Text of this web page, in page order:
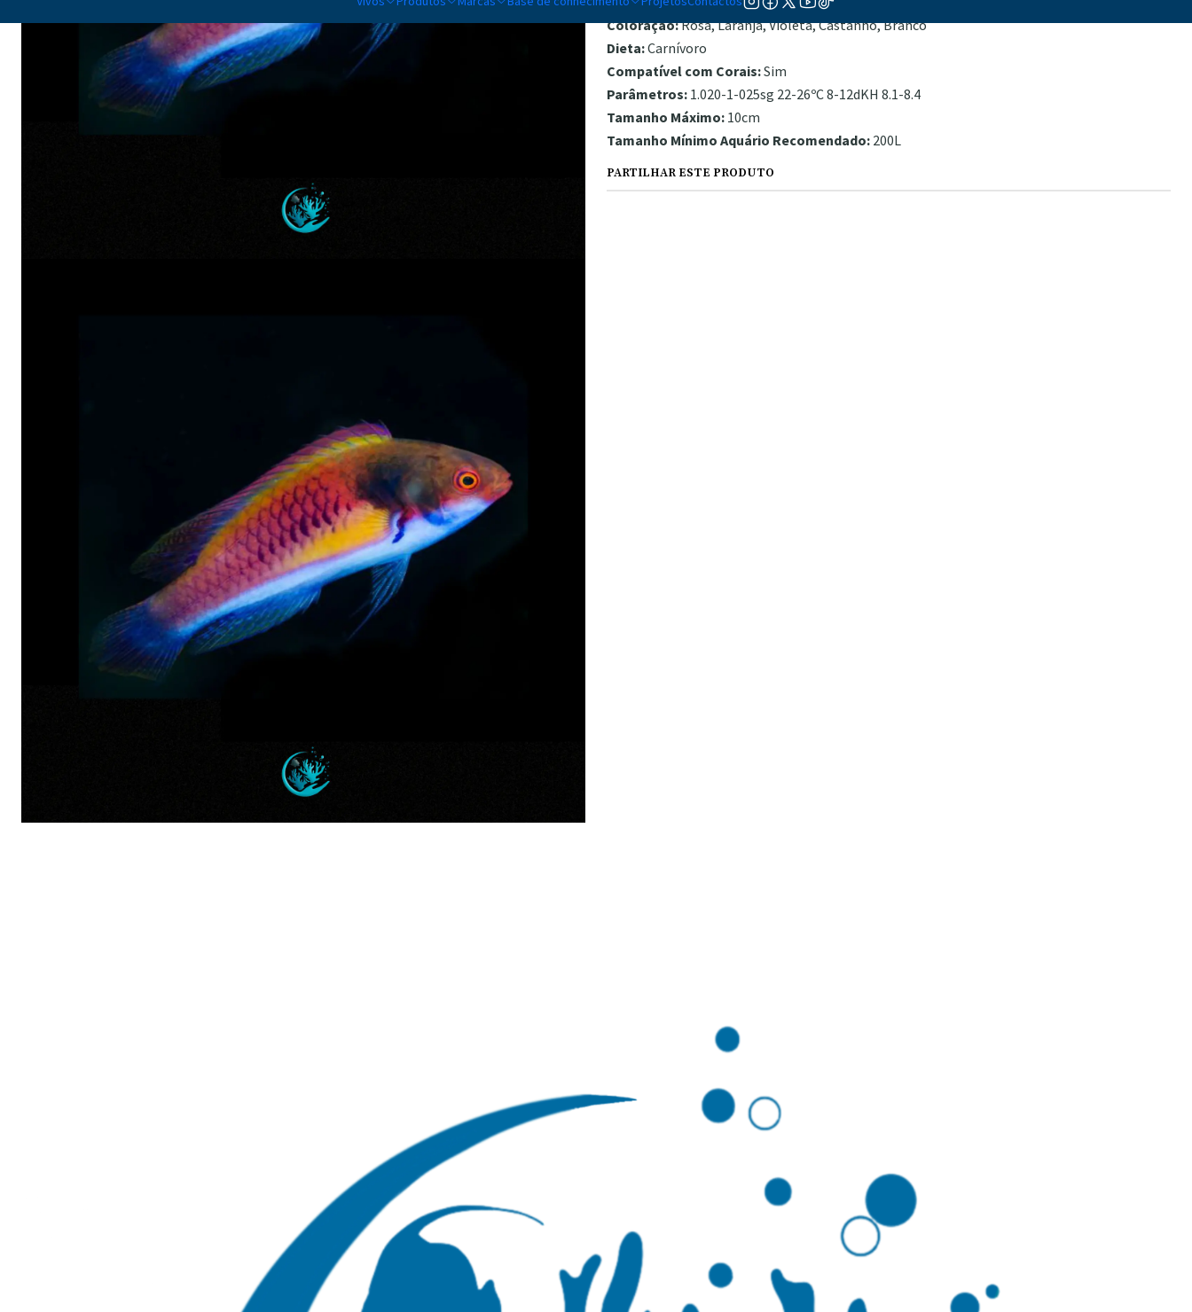
Coloração:Rosa, Laranja, Violeta, Castanho, Branco
Dieta:Carnívoro
Compatível com Corais:Sim
Parâmetros: 1.020-1-025sg 22-26ºC 8-12dKH 8.1-8.4
Tamanho Máximo: 10cm
Tamanho Mínimo Aquário Recomendado: 200L
PARTILHAR ESTE PRODUTO